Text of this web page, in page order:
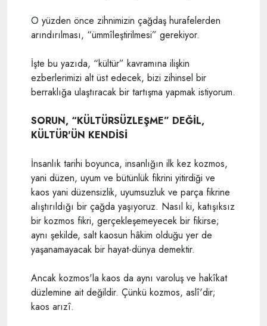
O yüzden önce zihnimizin çağdaş hurafelerden
arındırılması, “ümmîleştirilmesi” gerekiyor.
İşte bu yazıda, “kültür” kavramına ilişkin
ezberlerimizi alt üst edecek, bizi zihinsel bir
berraklığa ulaştıracak bir tartışma yapmak istiyorum.
SORUN, “KÜLTÜRSÜZLEŞME” DEĞİL,
KÜLTÜR'ÜN KENDİSİ
İnsanlık tarihi boyunca, insanlığın ilk kez kozmos,
yani düzen, uyum ve bütünlük fikrini yitirdiği ve
kaos yani düzensizlik, uyumsuzluk ve parça fikrine
alıştırıldığı bir çağda yaşıyoruz. Nasıl ki, katışıksız
bir kozmos fikri, gerçekleşemeyecek bir fikirse;
aynı şekilde, salt kaosun hâkim olduğu yer de
yaşanamayacak bir hayat-dünya demektir.
Ancak kozmos'la kaos da aynı varoluş ve hakîkat
düzlemine ait değildir. Çünkü kozmos, aslî'dir;
kaos arızî.